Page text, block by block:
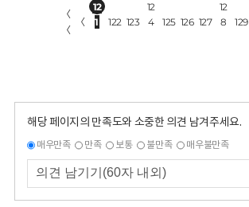
〈
〈
〈
12
1
122 123
12
4
125 126 127
12
8
129
해당 페이지의 만족도와 소중한 의견 남겨주세요.
매우만족 만족 보통 불만족 매우불만족